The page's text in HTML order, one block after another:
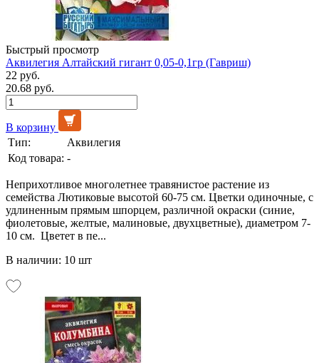
Быстрый просмотр
Аквилегия Алтайский гигант 0,05-0,1гр (Гавриш)
22 руб.
20.68 руб.
В корзину
Тип:
Аквилегия
Код товара: -
Неприхотливое многолетнее травянистое растение из
семейства Лютиковые высотой 60-75 см. Цветки одиночные, с
удлиненным прямым шпорцем, различной окраски (синие,
фиолетовые, желтые, малиновые, двухцветные), диаметром 7-
10 см. Цветет в пе...
В наличии: 10 шт